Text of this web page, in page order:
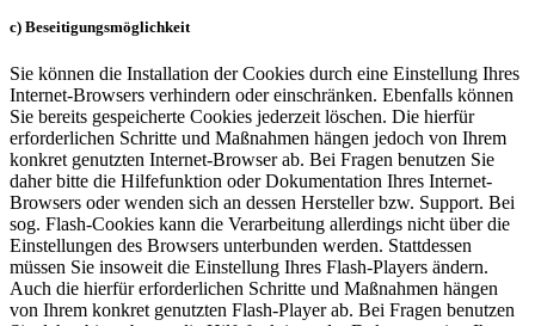
c) Beseitigungsmöglichkeit
Sie können die Installation der Cookies durch eine Einstellung Ihres
Internet-Browsers verhindern oder einschränken. Ebenfalls können
Sie bereits gespeicherte Cookies jederzeit löschen. Die hierfür
erforderlichen Schritte und Maßnahmen hängen jedoch von Ihrem
konkret genutzten Internet-Browser ab. Bei Fragen benutzen Sie
daher bitte die Hilfefunktion oder Dokumentation Ihres Internet-
Browsers oder wenden sich an dessen Hersteller bzw. Support. Bei
sog. Flash-Cookies kann die Verarbeitung allerdings nicht über die
Einstellungen des Browsers unterbunden werden. Stattdessen
müssen Sie insoweit die Einstellung Ihres Flash-Players ändern.
Auch die hierfür erforderlichen Schritte und Maßnahmen hängen
von Ihrem konkret genutzten Flash-Player ab. Bei Fragen benutzen